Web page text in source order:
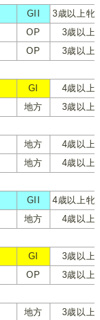
GII
3歳以上牝
OP
3歳以上
OP 3歳以上
GI
4歳以上
地方 3歳以上
地方
4歳以上
地方 4歳以上
GII
4歳以上牝
地方 4歳以上
GI
3歳以上
OP 3歳以上
地方
3歳以上